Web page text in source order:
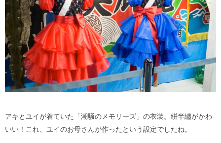
アキとユイが着ていた「潮騒のメモリーズ」の衣装。絣半纏がかわ
いい！これ、ユイのお母さんが作ったという設定でしたね。